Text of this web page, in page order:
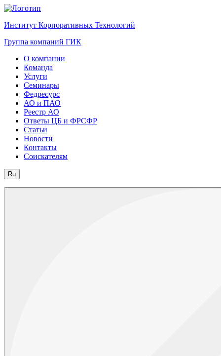
Институт Корпоративных Технологий
Группа компаний ГИК
О компании
Команда
Услуги
Семинары
Федресурс
АО и ПАО
Реестр АО
Ответы ЦБ и ФРСФР
Статьи
Новости
Контакты
Соискателям
Ru